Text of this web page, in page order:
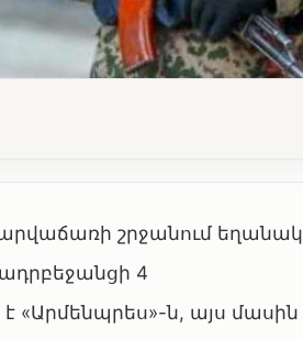
շրջանում
4
«Արմենպրես»-ն, այս